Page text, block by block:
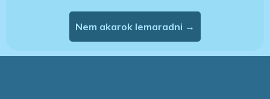
Nem akarok lemaradni →